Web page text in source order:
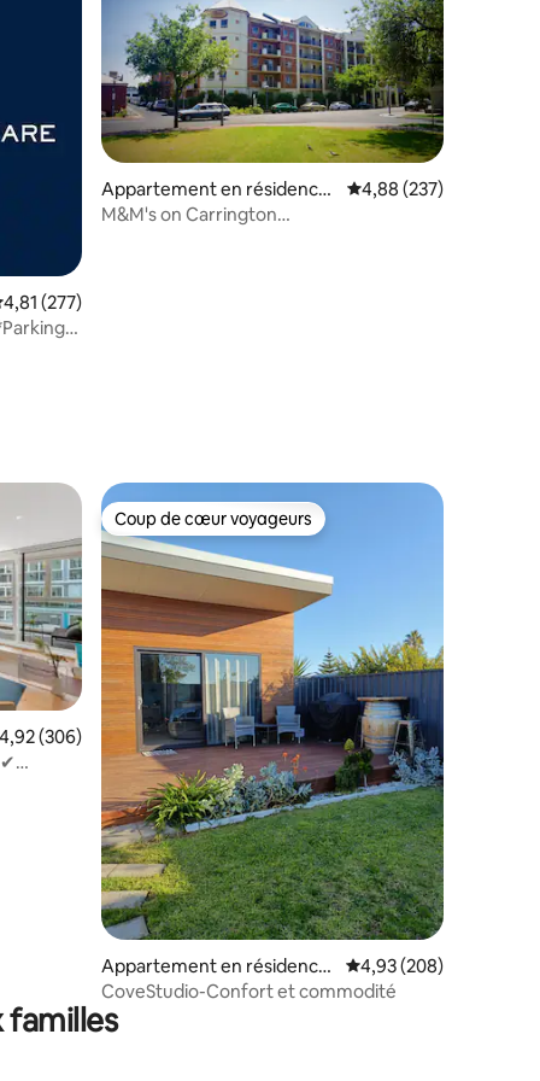
: 4,98 sur 5
moyenne sur la base de 277 commentaires : 4,81 sur 5
4,81 (277)
Appartement en résidence
⋅ Adelaide
Évaluation moyenne
4,88 (237)
M&M's on Carrington
: 4,94 sur 5
moyenne sur la base de 306 commentaires : 4,92 sur 5
4,92 (306)
Coup de cœur voyageurs
Coup de cœur voyageurs
Appartement en résidence
⋅ Hallett Cove
Évaluation moyenne
4,93 (208)
CoveStudio-Confort et commodité
familles